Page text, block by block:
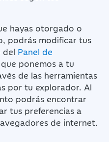
hayas otorgado o
podrás modificar tus
del Panel de
que ponemos a tu
de las herramientas
por tu explorador. Al
podrás encontrar
tus preferencias a
de internet.